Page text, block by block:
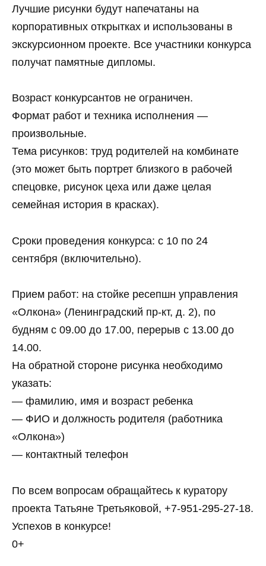
Лучшие рисунки будут напечатаны на
корпоративных открытках и использованы в
экскурсионном проекте. Все участники конкурса
получат памятные дипломы.
Возраст конкурсантов не ограничен.
Формат работ и техника исполнения —
произвольные.
Тема рисунков: труд родителей на комбинате
(это может быть портрет близкого в рабочей
спецовке, рисунок цеха или даже целая
семейная история в красках).
Сроки проведения конкурса: с 10 по 24
сентября (включительно).
Прием работ: на стойке ресепшн управления
«Олкона» (Ленинградский пр-кт, д. 2), по
будням с 09.00 до 17.00, перерыв с 13.00 до
14.00.
На обратной стороне рисунка необходимо
указать:
— фамилию, имя и возраст ребенка
— ФИО и должность родителя (работника
«Олкона»)
— контактный телефон
По всем вопросам обращайтесь к куратору
проекта Татьяне Третьяковой, +7-951-295-27-18.
Успехов в конкурсе!
0+